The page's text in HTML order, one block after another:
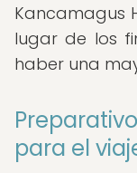
Kancamagus
lugar de los
haber una
para el